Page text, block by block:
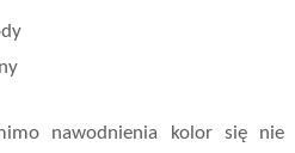
nawodnienia kolor się nie